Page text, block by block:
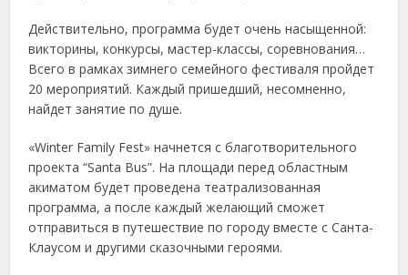
Действительно, программа будет очень насыщенной:
викторины, конкурсы, мастер-классы, соревнования…
Всего в рамках зимнего семейного фестиваля пройдет
20 мероприятий. Каждый пришедший, несомненно,
найдет занятие по душе.
«Winter Family Fest» начнется с благотворительного
проекта “Santa Bus”. На площади перед областным
акиматом будет проведена театрализованная
программа, а после каждый желающий сможет
отправиться в путешествие по городу вместе с Санта-
Клаусом и другими сказочными героями.